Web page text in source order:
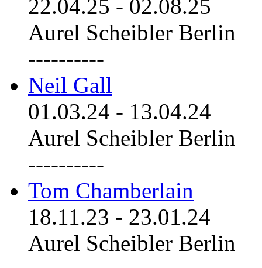
22.04.25 - 02.08.25
Aurel Scheibler Berlin
----------
Neil Gall
01.03.24 - 13.04.24
Aurel Scheibler Berlin
----------
Tom Chamberlain
18.11.23 - 23.01.24
Aurel Scheibler Berlin